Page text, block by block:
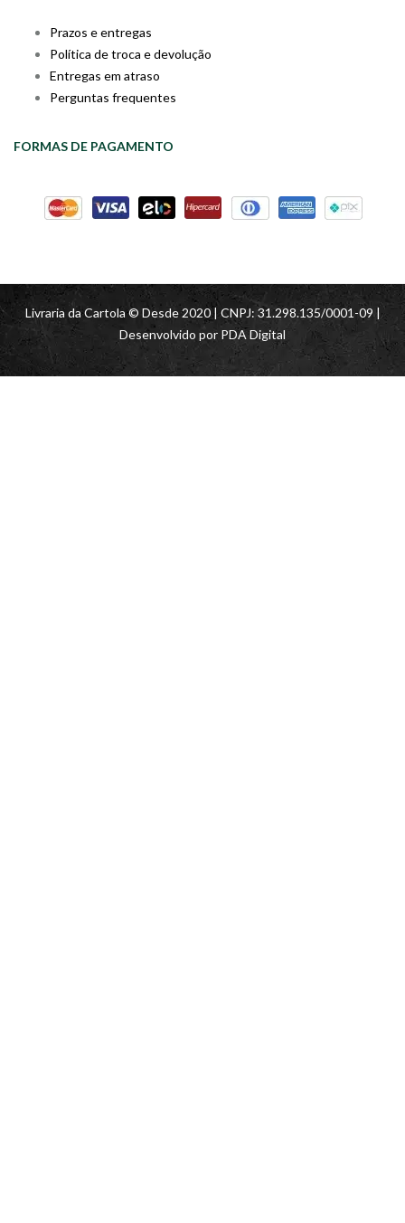
Prazos e entregas
Política de troca e devolução
Entregas em atraso
Perguntas frequentes
FORMAS DE PAGAMENTO
Livraria da Cartola © Desde 2020 | CNPJ: 31.298.135/0001-09 |
Desenvolvido por PDA Digital